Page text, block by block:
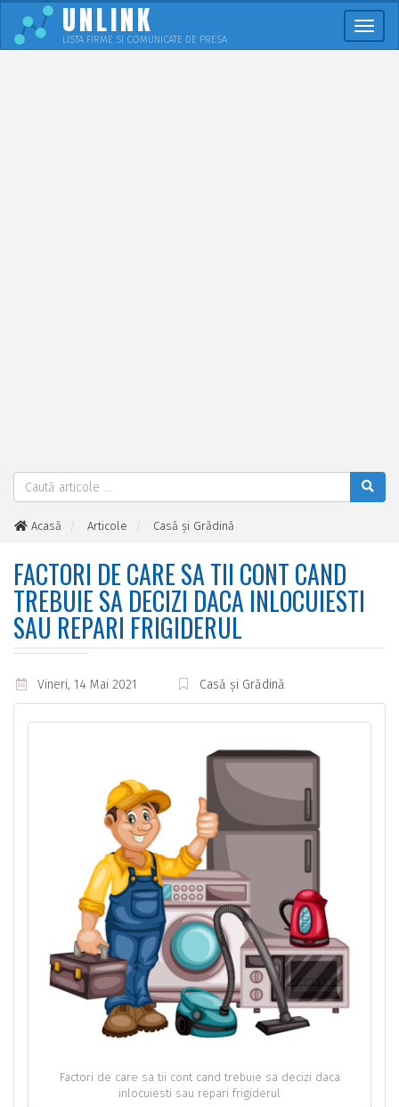
UNLINK
LISTA FIRME SI COMUNICATE DE PRESA
Acasă Articole
Casă și Grădină
FACTORI DE CARE SA TII CONT CAND
TREBUIE SA DECIZI DACA INLOCUIESTI
SAU REPARI FRIGIDERUL
Vineri, 14 Mai 2021 Casă și Grădină
Factori de care sa tii cont cand trebuie sa decizi daca
inlocuiesti sau repari frigiderul